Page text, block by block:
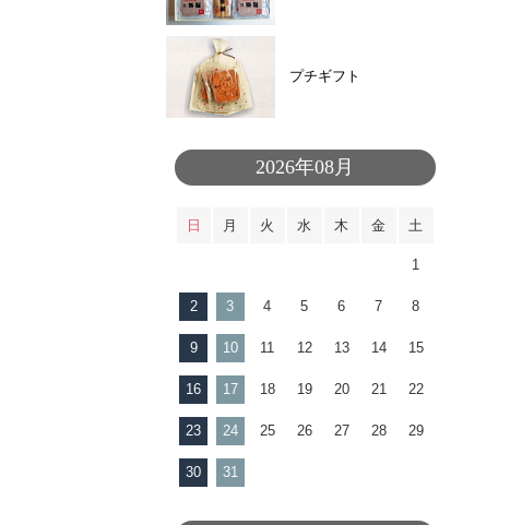
プチギフト
2026年08月
日 月 火 水 木 金 土
1
2 3 4 5 6 7 8
9 10 11 12 13 14 15
16 17 18 19 20 21 22
23 24 25 26 27 28 29
30 31